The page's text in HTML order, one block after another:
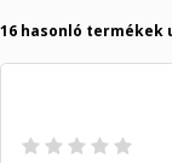
16 hasonló termékek